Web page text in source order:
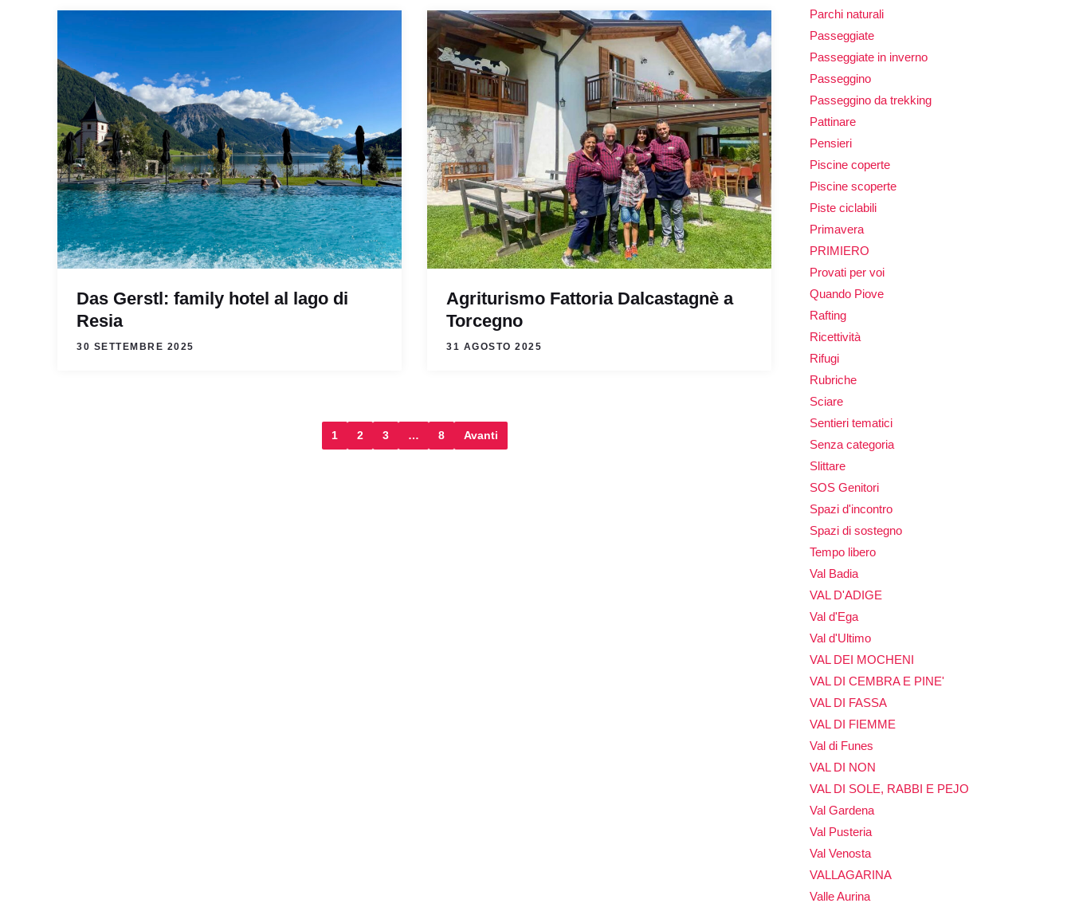
Das Gerstl: family hotel al lago di
Resia
30 SETTEMBRE 2025
Agriturismo Fattoria Dalcastagnè a
Torcegno
31 AGOSTO 2025
1 2 3 … 8 Avanti
Parchi naturali
Passeggiate
Passeggiate in inverno
Passeggino
Passeggino da trekking
Pattinare
Pensieri
Piscine coperte
Piscine scoperte
Piste ciclabili
Primavera
PRIMIERO
Provati per voi
Quando Piove
Rafting
Ricettività
Rifugi
Rubriche
Sciare
Sentieri tematici
Senza categoria
Slittare
SOS Genitori
Spazi d'incontro
Spazi di sostegno
Tempo libero
Val Badia
VAL D'ADIGE
Val d'Ega
Val d'Ultimo
VAL DEI MOCHENI
VAL DI CEMBRA E PINE'
VAL DI FASSA
VAL DI FIEMME
Val di Funes
VAL DI NON
VAL DI SOLE, RABBI E PEJO
Val Gardena
Val Pusteria
Val Venosta
VALLAGARINA
Valle Aurina